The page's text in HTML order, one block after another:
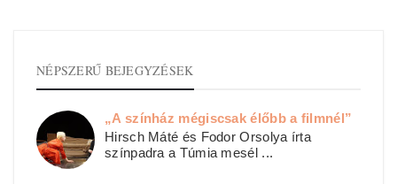
NÉPSZERŰ BEJEGYZÉSEK
„A színház mégiscsak élőbb a filmnél”
Hirsch Máté és Fodor Orsolya írta
színpadra a Túmia mesél ...